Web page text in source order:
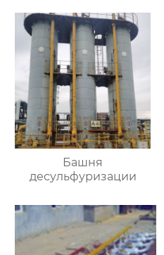
Башня
десульфуризации